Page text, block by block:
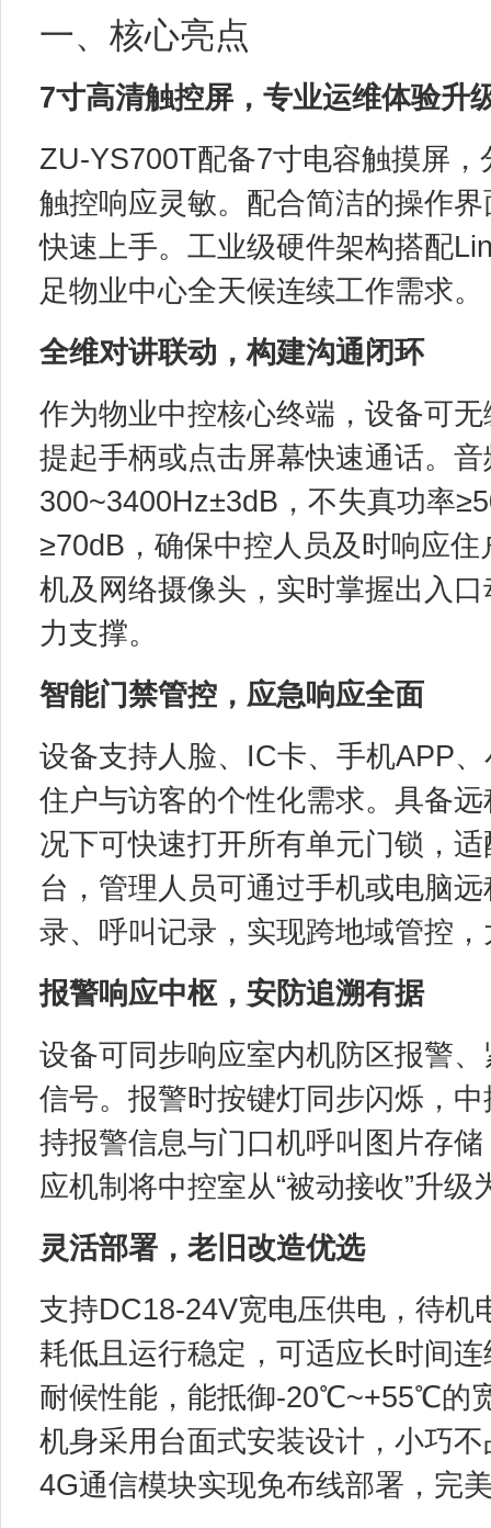
一、核心亮点
7寸高清触控屏，专业运维体验升
ZU-YS700T配备7寸电容触摸屏
触控响应灵敏。配合简洁的操作
快速上手。工业级硬件架构搭配
足物业中心全天候连续工作需求。
全维对讲联动，构建沟通闭环
作为物业中控核心终端，设备可
提起手柄或点击屏幕快速通话。
300~3400Hz±3dB，不失真功率
≥70dB，确保中控人员及时响应
机及网络摄像头，实时掌握出入
力支撑。
智能门禁管控，应急响应全面
设备支持人脸、IC卡、手机APP
住户与访客的个性化需求。具备
况下可快速打开所有单元门锁，
台，管理人员可通过手机或电脑
录、呼叫记录，实现跨地域管控
报警响应中枢，安防追溯有据
设备可同步响应室内机防区报警
信号。报警时按键灯同步闪烁，
持报警信息与门口机呼叫图片存
应机制将中控室从“被动接收”升级
灵活部署，老旧改造优选
支持DC18-24V宽电压供电，待机
耗低且运行稳定，可适应长时间
耐候性能，能抵御-20℃~+55℃的
机身采用台面式安装设计，小巧
4G通信模块实现免布线部署，完